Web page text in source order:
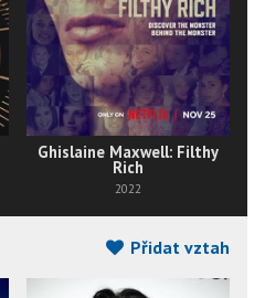
Ghislaine Maxwell: Filthy
Rich
2022
Přidat vztah